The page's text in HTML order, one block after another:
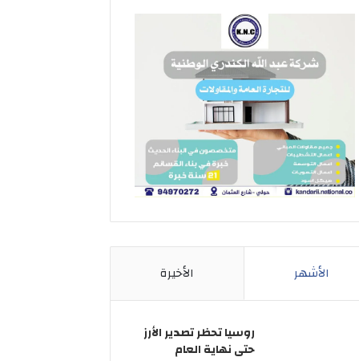
الأشهر الأخيرة
روسيا تحظر تصدير الأرز
حتى نهاية العام